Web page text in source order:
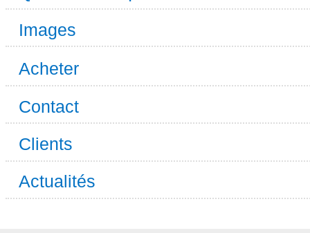
Images
Acheter
Contact
Clients
Actualités